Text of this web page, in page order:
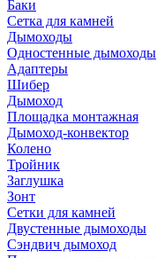
Баки
Сетка для камней
Дымоходы
Одностенные дымоходы
Адаптеры
Шибер
Дымоход
Площадка монтажная
Дымоход-конвектор
Колено
Тройник
Заглушка
Зонт
Сетки для камней
Двустенные дымоходы
Сэндвич дымоход